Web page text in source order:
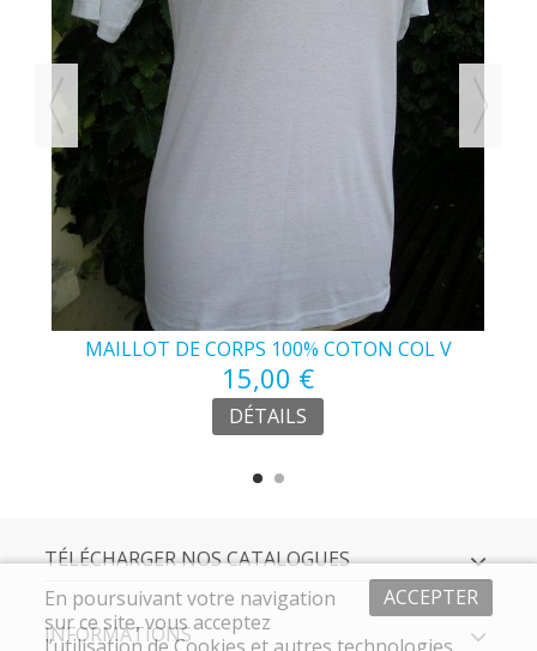
MAILLOT DE CORPS 100% COTON COL V
SÉNIOR
15,00 €
DÉTAILS
TÉLÉCHARGER NOS CATALOGUES
INFORMATIONS
ACCEPTER
En poursuivant votre navigation
sur ce site, vous acceptez